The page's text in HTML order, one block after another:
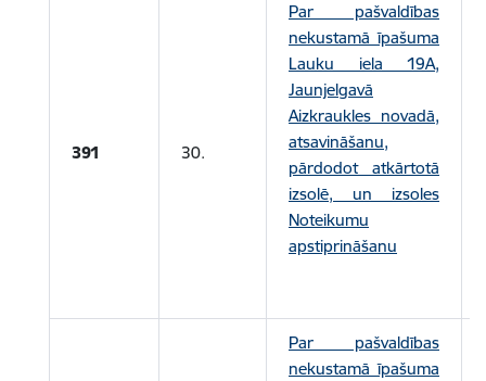
391 30.
Par pašvaldības
nekustamā īpašuma
Lauku iela 19A,
Jaunjelgavā
Aizkraukles novadā,
atsavināšanu,
pārdodot atkārtotā
izsolē, un izsoles
Noteikumu
apstiprināšanu
Par pašvaldības
nekustamā īpašuma